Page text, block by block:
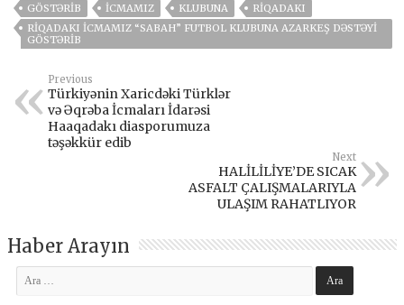
GÖSTƏRIB
ICMAMIZ KLUBUNA
RIQADAKI
RIQADAKI ICMAMIZ “SABAH” FUTBOL KLUBUNA AZARKEŞ DƏSTƏYI
GÖSTƏRIB
Previous
Türkiyənin Xaricdəki Türklər
və Əqrəba İcmaları İdarəsi
Haaqadakı diasporumuza
təşəkkür edib
Next
HALİLİLİYE’DE SICAK
ASFALT ÇALIŞMALARIYLA
ULAŞIM RAHATLIYOR
Haber Arayın